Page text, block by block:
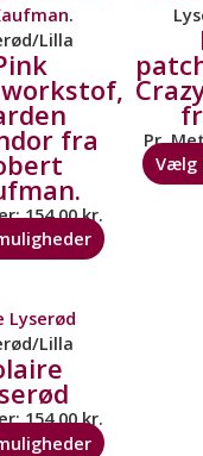
Lilla
fra
154,00kr.
kan
varesiden
Pr.
Vælg
Lilla
154,00kr.